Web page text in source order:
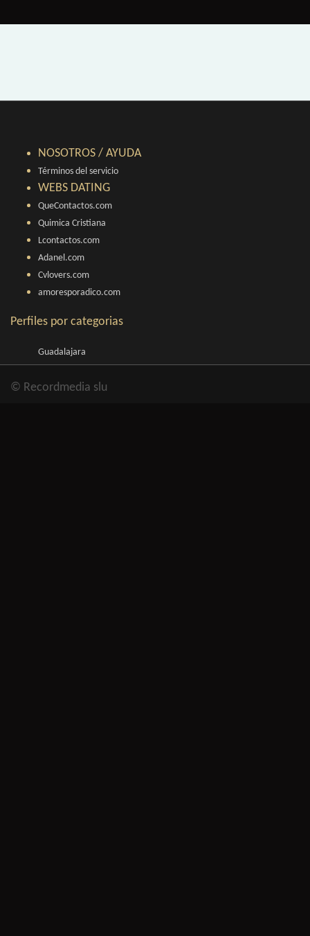
NOSOTROS / AYUDA
Términos del servicio
WEBS DATING
QueContactos.com
Quimica Cristiana
Lcontactos.com
Adanel.com
Cvlovers.com
amoresporadico.com
Perfiles por categorias
Guadalajara
© Recordmedia slu